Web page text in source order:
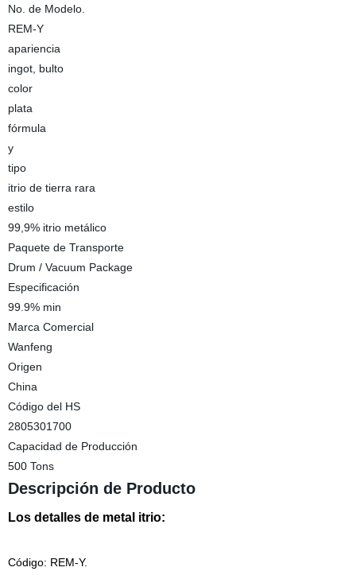
No. de Modelo.
REM-Y
apariencia
ingot, bulto
color
plata
fórmula
y
tipo
itrio de tierra rara
estilo
99,9% itrio metálico
Paquete de Transporte
Drum / Vacuum Package
Especificación
99.9% min
Marca Comercial
Wanfeng
Origen
China
Código del HS
2805301700
Capacidad de Producción
500 Tons
Descripción de Producto
Los detalles de metal itrio:
Código: REM-Y.